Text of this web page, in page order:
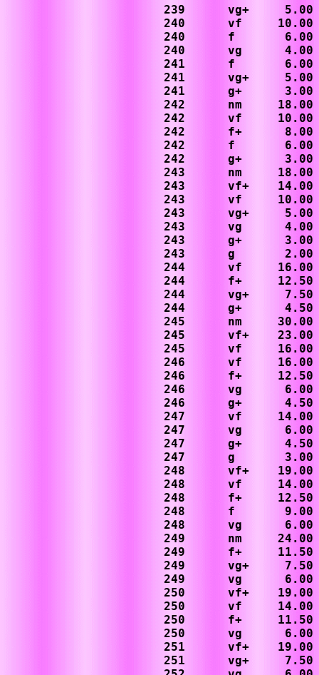
239      vg+     5.00
240      vf     10.00
240      f       6.00
240      vg      4.00
241      f       6.00
241      vg+     5.00
241      g+      3.00
242      nm     18.00
242      vf     10.00
242      f+      8.00
242      f       6.00
242      g+      3.00
243      nm     18.00
243      vf+    14.00
243      vf     10.00
243      vg+     5.00
243      vg      4.00
243      g+      3.00
243      g       2.00
244      vf     16.00
244      f+     12.50
244      vg+     7.50
244      g+      4.50
245      nm     30.00
245      vf+    23.00
245      vf     16.00
246      vf     16.00
246      f+     12.50
246      vg      6.00
246      g+      4.50
247      vf     14.00
247      vg      6.00
247      g+      4.50
247      g       3.00
248      vf+    19.00
248      vf     14.00
248      f+     12.50
248      f       9.00
248      vg      6.00
249      nm     24.00
249      f+     11.50
249      vg+     7.50
249      vg      6.00
250      vf+    19.00
250      vf     14.00
250      f+     11.50
250      vg      6.00
251      vf+    19.00
251      vg+     7.50